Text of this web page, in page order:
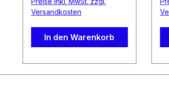
Versandkosten
In den Warenkorb